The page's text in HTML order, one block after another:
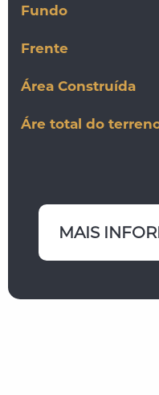
Fundo
Frente
Área Construída
Áre total do
MAIS